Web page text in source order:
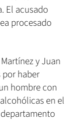
El acusado
procesado
y Juan
haber
hombre con
en el